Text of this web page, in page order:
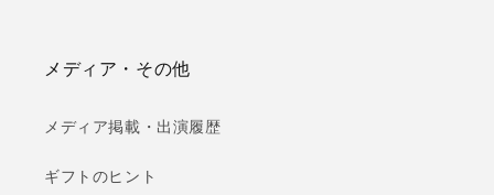
メディア・その他
メディア掲載・出演履歴
ギフトのヒント